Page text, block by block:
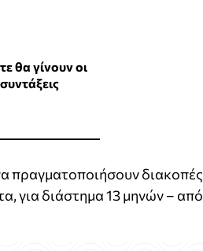
θα γίνουν οι
πραγματοποιήσουν διακοπές
για διάστημα 13 μηνών – από